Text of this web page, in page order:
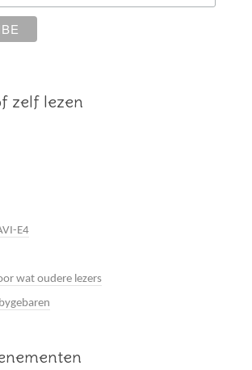
zelf lezen
E4
wat oudere lezers